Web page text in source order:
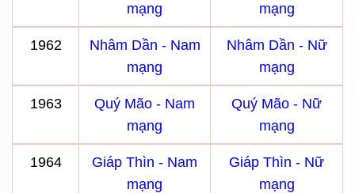
mạng
mạng
1962
Nhâm Dần - Nam
mạng
Nhâm Dần - Nữ
mạng
1963
Quý Mão - Nam
mạng
Quý Mão - Nữ
mạng
1964
Giáp Thìn - Nam
mạng
Giáp Thìn - Nữ
mạng